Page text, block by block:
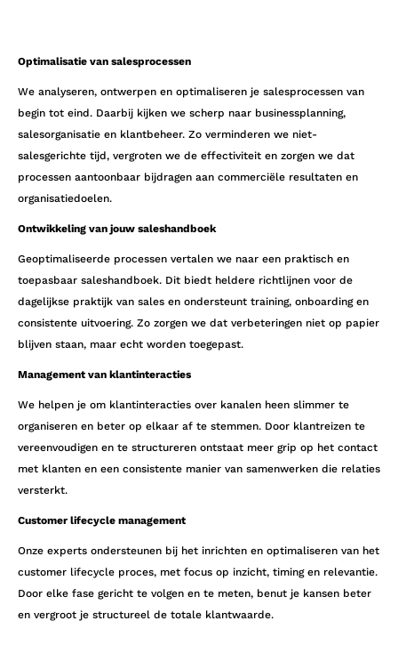
Optimalisatie van salesprocessen
We analyseren, ontwerpen en optimaliseren je salesprocessen van
begin tot eind. Daarbij kijken we scherp naar businessplanning,
salesorganisatie en klantbeheer. Zo verminderen we niet-
salesgerichte tijd, vergroten we de effectiviteit en zorgen we dat
processen aantoonbaar bijdragen aan commerciële resultaten en
organisatiedoelen.
Ontwikkeling van jouw saleshandboek
Geoptimaliseerde processen vertalen we naar een praktisch en
toepasbaar saleshandboek. Dit biedt heldere richtlijnen voor de
dagelijkse praktijk van sales en ondersteunt training, onboarding en
consistente uitvoering. Zo zorgen we dat verbeteringen niet op papier
blijven staan, maar echt worden toegepast.
Management van klantinteracties
We helpen je om klantinteracties over kanalen heen slimmer te
organiseren en beter op elkaar af te stemmen. Door klantreizen te
vereenvoudigen en te structureren ontstaat meer grip op het contact
met klanten en een consistente manier van samenwerken die relaties
versterkt.
Customer lifecycle management
Onze experts ondersteunen bij het inrichten en optimaliseren van het
customer lifecycle proces, met focus op inzicht, timing en relevantie.
Door elke fase gericht te volgen en te meten, benut je kansen beter
en vergroot je structureel de totale klantwaarde.